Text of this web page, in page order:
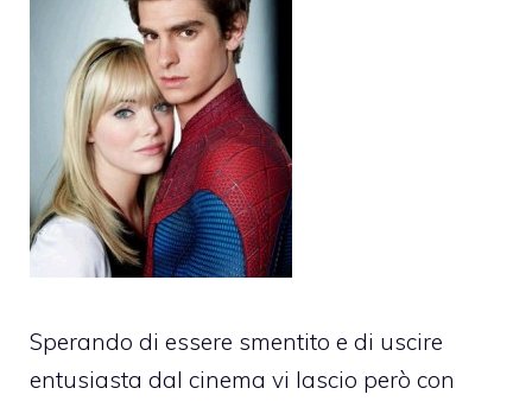
Sperando di essere smentito e di uscire
entusiasta dal cinema vi lascio però con